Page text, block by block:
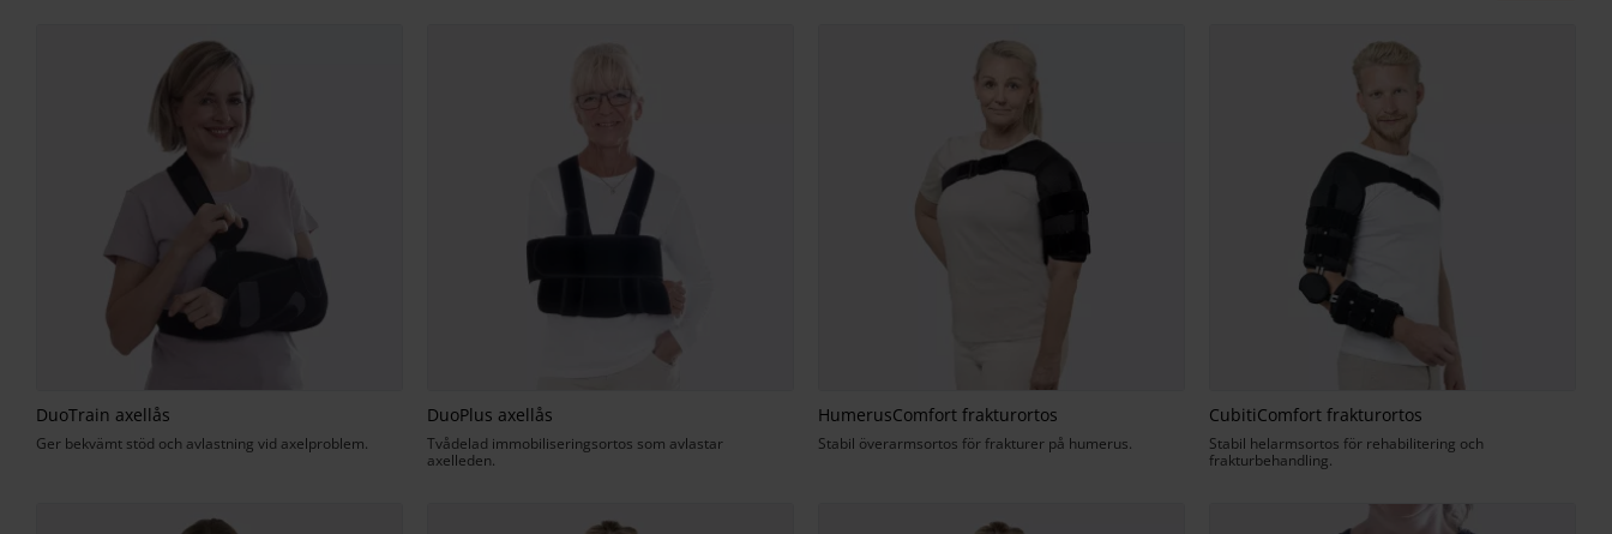
DuoTrain axellås
Ger bekvämt stöd och avlastning vid axelproblem.
DuoPlus axellås
Tvådelad immobiliseringsortos som avlastar
axelleden.
HumerusComfort frakturortos
Stabil överarmsortos för frakturer på humerus.
CubitiComfort frakturortos
Stabil helarmsortos för rehabilitering och
frakturbehandling.